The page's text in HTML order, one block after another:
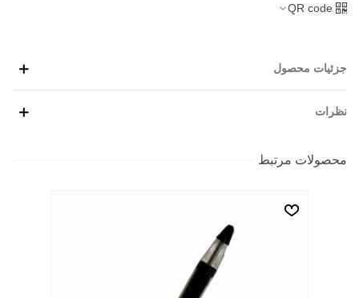
QR code
جزئیات محصول
نظرات
محصولات مرتبط